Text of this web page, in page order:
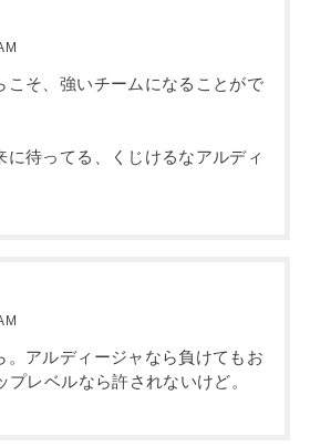
こそ、強いチームになることがで
に待ってる、くじけるなアルディ
。アルディージャなら負けてもお
レベルなら許されないけど。